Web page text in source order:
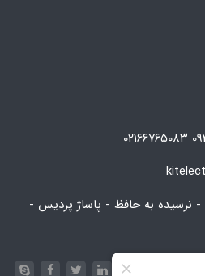
نرسیده به حافظ - پاساژ پردیس -